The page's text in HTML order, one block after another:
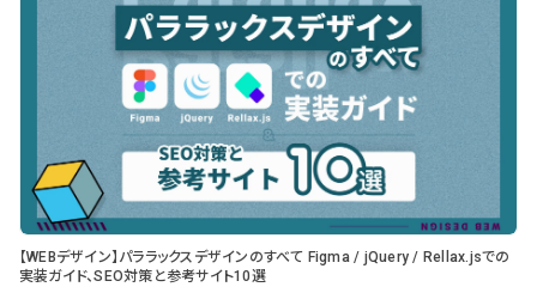
【WEBデザイン】パララックスデザインのすべて Figma / jQuery / Rellax.jsでの
実装ガイド、SEO対策と参考サイト10選